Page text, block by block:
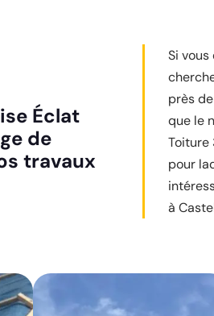
Éclat
de
travaux
Si
près
que le
Toiture
pour
à